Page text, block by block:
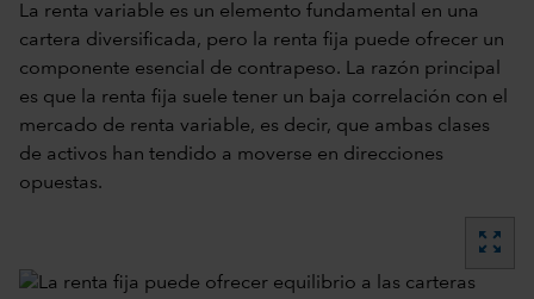
La renta variable es un elemento fundamental en una
cartera diversificada, pero la renta fija puede ofrecer un
componente esencial de contrapeso. La razón principal
es que la renta fija suele tener un baja correlación con el
mercado de renta variable, es decir, que ambas clases
de activos han tendido a moverse en direcciones
opuestas.
zoom_out_map